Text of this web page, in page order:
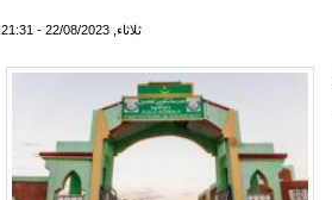
ثلاثاء, 22/08/2023 - 21:31